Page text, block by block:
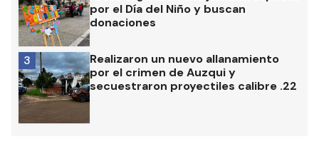
por el Día del Niño y buscan
donaciones
Realizaron un nuevo allanamiento
por el crimen de Auzqui y
secuestraron proyectiles calibre .22
3